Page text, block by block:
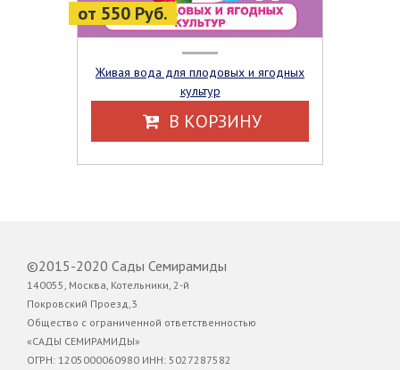
от 550 Руб.
Живая вода для плодовых и ягодных
культур
В КОРЗИНУ
©2015-2020 Сады Семирамиды
140055, Москва, Котельники, 2-й
Покровский Проезд,3
Общество с ограниченной ответственностью
«САДЫ СЕМИРАМИДЫ»
ОГРН: 1205000060980 ИНН: 5027287582